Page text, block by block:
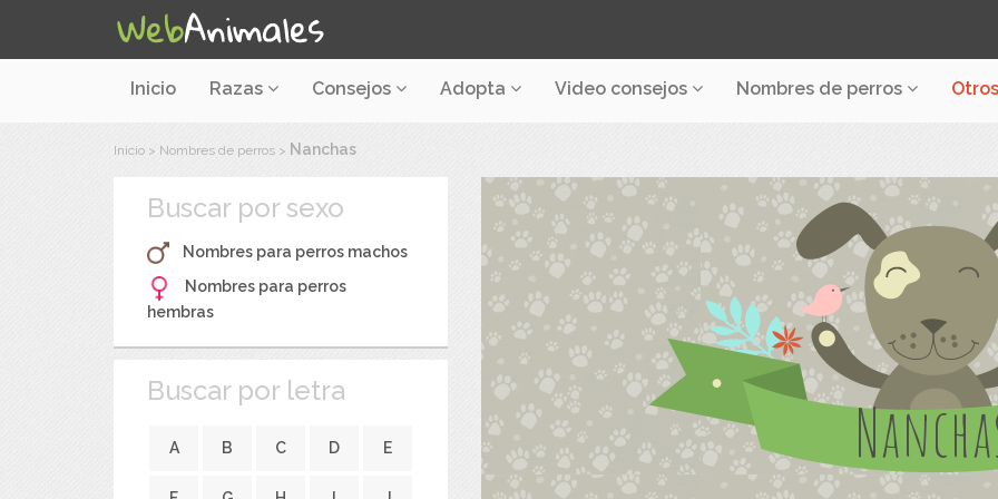
Inicio Razas Consejos Adopta Video consejos Nombres de perros
Inicio > Nombres de perros > Nanchas
Buscar por sexo
Nombres para perros machos
Nombres para perros
hembras
Buscar por letra
A B C D E